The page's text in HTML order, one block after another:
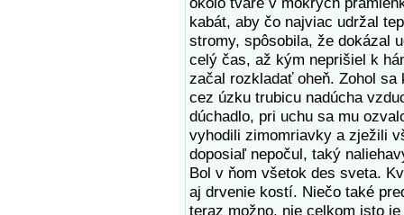
kabát, aby čo najviac udržal
stromy, spôsobila, že dokázal
celý čas, až kým neprišiel k
začal rozkladať oheň. Zohol
cez úzku trubicu nadúcha
dúchadlo, pri uchu sa mu
vyhodili zimomriavky a zježili
doposiaľ nepočul, taký
Bol v ňom všetok des sveta.
aj drvenie kostí. Niečo také
teraz možno, nie celkom isto